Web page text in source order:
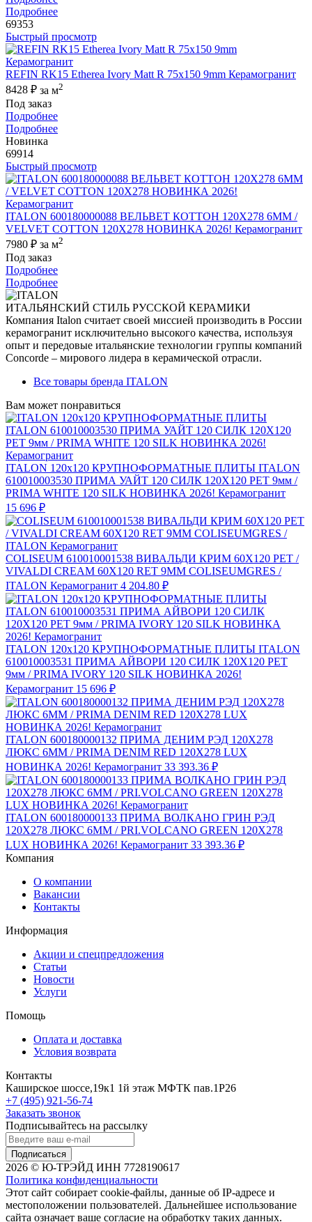
Подробнее
69353
Быстрый просмотр
REFIN RK15 Etherea Ivory Matt R 75x150 9mm Керамогранит
8428 ₽ за м2
Под заказ
Подробнее
Подробнее
Новинка
69914
Быстрый просмотр
ITALON 600180000088 ВЕЛЬВЕТ КОТТОН 120X278 6ММ /
VELVET COTTON 120X278 НОВИНКА 2026! Керамогранит
7980 ₽ за м2
Под заказ
Подробнее
Подробнее
ИТАЛЬЯНСКИЙ СТИЛЬ РУССКОЙ КЕРАМИКИ
Компания Italon считает своей миссией производить в России
керамогранит исключительно высокого качества, используя
опыт и передовые итальянские технологии группы компаний
Concorde – мирового лидера в керамической отрасли.
Все товары бренда ITALON
Вам может понравиться
ITALON 120x120 КРУПНОФОРМАТНЫЕ ПЛИТЫ ITALON
610010003530 ПРИМА УАЙТ 120 СИЛК 120Х120 РЕТ 9мм /
PRIMA WHITE 120 SILK НОВИНКА 2026! Керамогранит
15 696 ₽
COLISEUM 610010001538 ВИВАЛЬДИ КРИМ 60X120 РЕТ /
VIVALDI CREAM 60X120 RET 9MM COLISEUMGRES /
ITALON Керамогранит 4 204.80 ₽
ITALON 120x120 КРУПНОФОРМАТНЫЕ ПЛИТЫ ITALON
610010003531 ПРИМА АЙВОРИ 120 СИЛК 120Х120 РЕТ
9мм / PRIMA IVORY 120 SILK НОВИНКА 2026!
Керамогранит 15 696 ₽
ITALON 600180000132 ПРИМА ДЕНИМ РЭД 120X278
ЛЮКС 6ММ / PRIMA DENIM RED 120X278 LUX
НОВИНКА 2026! Керамогранит 33 393.36 ₽
ITALON 600180000133 ПРИМА ВОЛКАНО ГРИН РЭД
120X278 ЛЮКС 6ММ / PRI.VOLCANO GREEN 120X278
LUX НОВИНКА 2026! Керамогранит 33 393.36 ₽
Компания
О компании
Вакансии
Контакты
Информация
Акции и спецпредложения
Статьи
Новости
Услуги
Помощь
Оплата и доставка
Условия возврата
Контакты
Каширское шоссе,19к1 1й этаж МФТК пав.1Р26
+7 (495) 921-56-74
Заказать звонок
Подписывайтесь на рассылку
Подписаться
2026 © Ю-ТРЭЙД ИНН 7728190617
Политика конфиденциальности
Этот сайт собирает cookie-файлы, данные об IP-адресе и
местоположении пользователей. Дальнейшее использование
сайта означает ваше согласие на обработку таких данных.